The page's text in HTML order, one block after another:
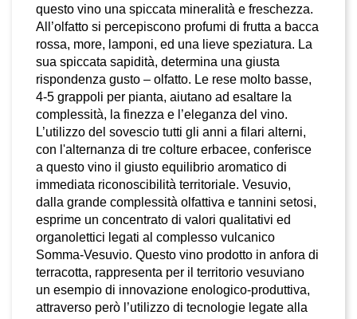
questo vino una spiccata mineralità e freschezza.
All’olfatto si percepiscono profumi di frutta a bacca
rossa, more, lamponi, ed una lieve speziatura. La
sua spiccata sapidità, determina una giusta
rispondenza gusto – olfatto. Le rese molto basse,
4-5 grappoli per pianta, aiutano ad esaltare la
complessità, la finezza e l’eleganza del vino.
L’utilizzo del sovescio tutti gli anni a filari alterni,
con l'alternanza di tre colture erbacee, conferisce
a questo vino il giusto equilibrio aromatico di
immediata riconoscibilità territoriale. Vesuvio,
dalla grande complessità olfattiva e tannini setosi,
esprime un concentrato di valori qualitativi ed
organolettici legati al complesso vulcanico
Somma-Vesuvio. Questo vino prodotto in anfora di
terracotta, rappresenta per il territorio vesuviano
un esempio di innovazione enologico-produttiva,
attraverso però l’utilizzo di tecnologie legate alla